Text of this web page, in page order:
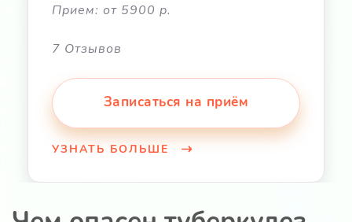
Прием: от 5900 р.
7 Отзывов
Записаться на приём
УЗНАТЬ БОЛЬШЕ